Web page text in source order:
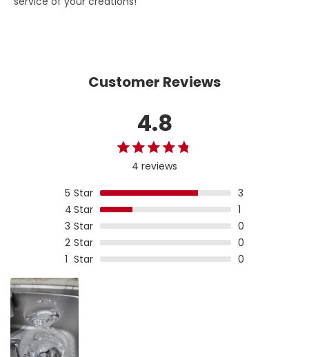
Customer Reviews
4.8
4 reviews
5 Star
3
4Star
1
3 Star
0
2 Star
0
1 Star 0